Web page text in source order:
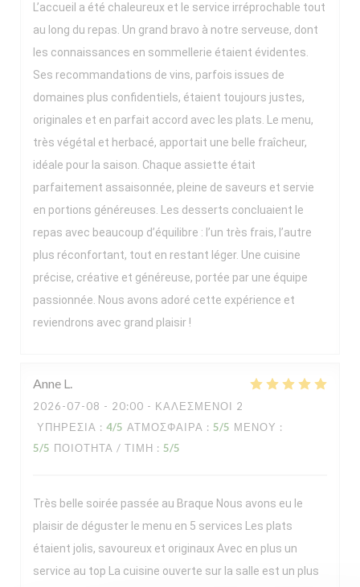
L’accueil a été chaleureux et le service irréprochable tout
au long du repas. Un grand bravo à notre serveuse, dont
les connaissances en sommellerie étaient évidentes.
Ses recommandations de vins, parfois issues de
domaines plus confidentiels, étaient toujours justes,
originales et en parfait accord avec les plats. Le menu,
très végétal et herbacé, apportait une belle fraîcheur,
idéale pour la saison. Chaque assiette était
parfaitement assaisonnée, pleine de saveurs et servie
en portions généreuses. Les desserts concluaient le
repas avec beaucoup d’équilibre : l’un très frais, l’autre
plus réconfortant, tout en restant léger. Une cuisine
précise, créative et généreuse, portée par une équipe
passionnée. Nous avons adoré cette expérience et
reviendrons avec grand plaisir !
Anne L
2026-07-08 - 20:00 - ΚΑΛΕΣΜΈΝΟΙ 2
ΥΠΗΡΕΣΊΑ : 4/5 ΑΤΜΌΣΦΑΙΡΑ : 5/5 ΜΕΝΟΎ :
5/5 ΠΟΙΌΤΗΤΑ / ΤΙΜΉ : 5/5
Très belle soirée passée au Braque Nous avons eu le
plaisir de déguster le menu en 5 services Les plats
étaient jolis, savoureux et originaux Avec en plus un
service au top La cuisine ouverte sur la salle est un plus